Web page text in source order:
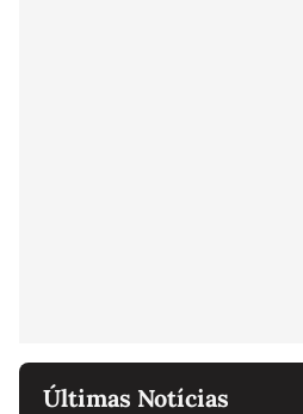
Últimas Notícias